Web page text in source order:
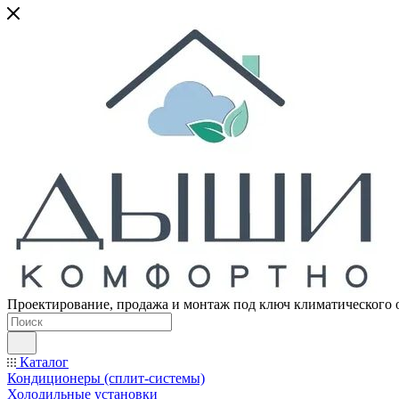
Проектирование, продажа и монтаж под ключ климатического
Каталог
Кондиционеры (сплит-системы)
Холодильные установки